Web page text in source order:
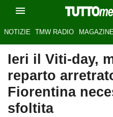
NOTIZIE TMW RADIO
Ieri il Viti-day,
reparto
Fiorentina
sfoltita